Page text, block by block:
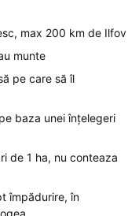
max 200 km de Ilfov
munte
pe care să îl
baza unei înțelegeri
de 1 ha, nu conteaza
împădurire, în